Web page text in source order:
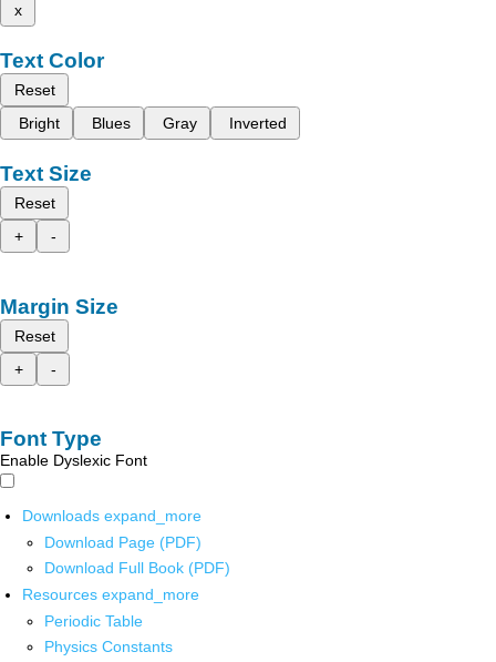
x
Text Color
Reset
Bright
Blues Gray Inverted
Text Size
Reset
+
-
Margin Size
Reset
+
-
Font Type
Enable Dyslexic Font
Downloads expand_more
Download Page (PDF)
Download Full Book (PDF)
Resources expand_more
Periodic Table
Physics Constants